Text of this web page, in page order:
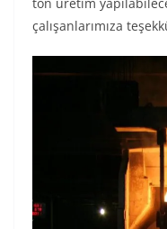
çalışanlarımıza